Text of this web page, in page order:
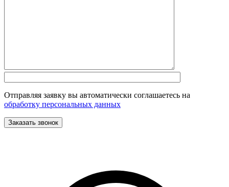
Отправляя заявку вы автоматически соглашаетесь на
обработку персональных данных